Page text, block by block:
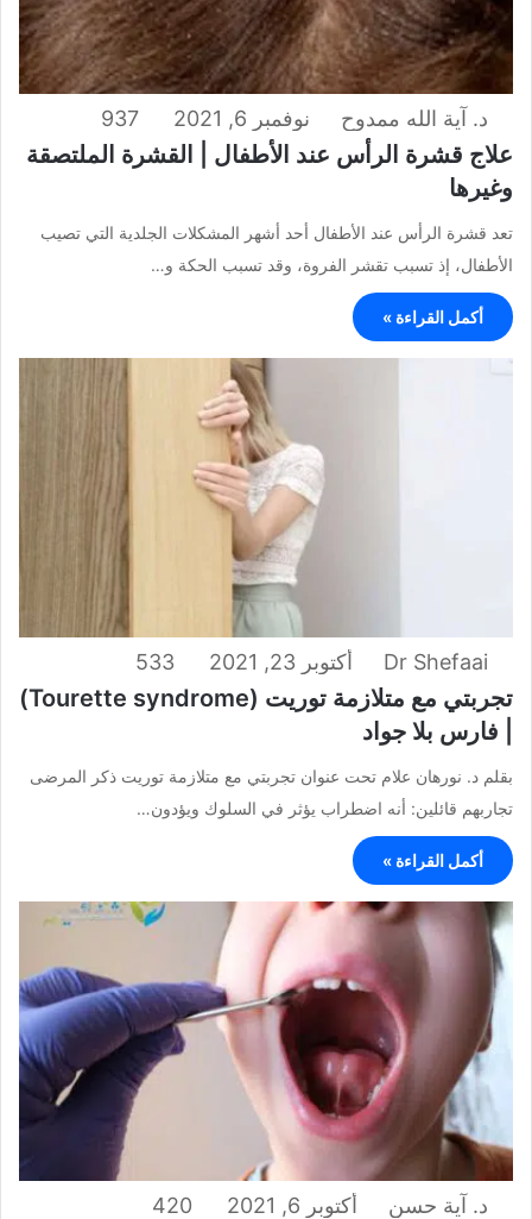
د. آية الله ممدوح نوفمبر 6, 2021 937
علاج قشرة الرأس عند الأطفال | القشرة الملتصقة
وغيرها
تعد قشرة الرأس عند الأطفال أحد أشهر المشكلات الجلدية التي تصيب
الأطفال، إذ تسبب تقشر الفروة، وقد تسبب الحكة و…
أكمل القراءة »
Dr Shefaai أكتوبر 23, 2021 533
تجربتي مع متلازمة توريت (Tourette syndrome)
| فارس بلا جواد
بقلم د. نورهان علام تحت عنوان تجربتي مع متلازمة توريت ذكر المرضى
تجاربهم قائلين: أنه اضطراب يؤثر في السلوك ويؤدون…
أكمل القراءة »
د. آية حسن أكتوبر 6, 2021 420